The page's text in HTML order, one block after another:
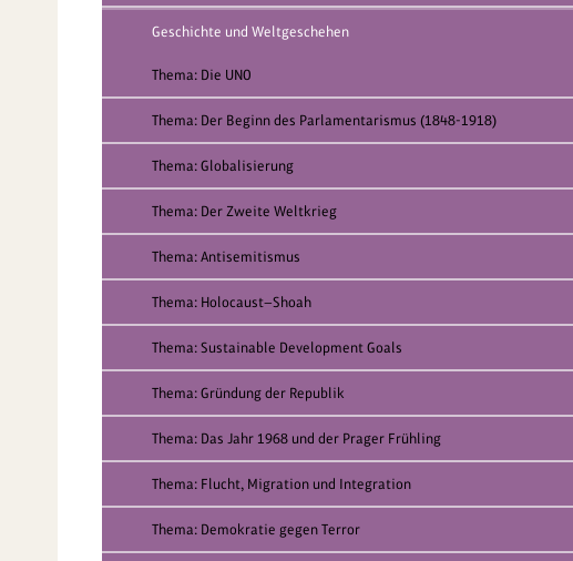
Geschichte und Weltgeschehen
Thema: Die UNO
Thema: Der Beginn des Parlamentarismus (1848-1918)
Thema: Globalisierung
Thema: Der Zweite Weltkrieg
Thema: Antisemitismus
Thema: Holocaust—Shoah
Thema: Sustainable Development Goals
Thema: Gründung der Republik
Thema: Das Jahr 1968 und der Prager Frühling
Thema: Flucht, Migration und Integration
Thema: Demokratie gegen Terror